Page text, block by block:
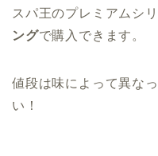
スパ王のプレミアムシ
ングで購入できます。
値段は味によって異な
い！